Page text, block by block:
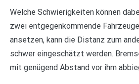
Welche Schwierigkeiten können
zwei entgegenkommende
ansetzen, kann die Distanz zum
schwer eingeschätzt werden.
mit genügend Abstand vor ihm